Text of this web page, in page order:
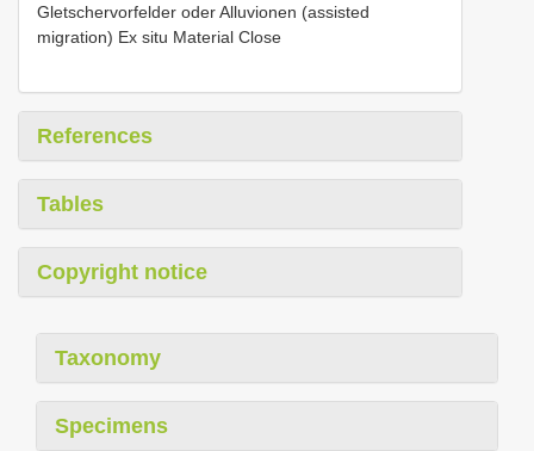
Gletschervorfelder oder Alluvionen (assisted
migration) Ex situ Material Close
References
Tables
Copyright notice
Taxonomy
Specimens